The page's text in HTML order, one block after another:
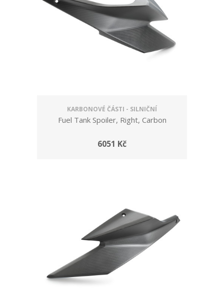
KARBONOVÉ ČÁSTI - SILNIČNÍ
Fuel Tank Spoiler, Right, Carbon
6051 Kč